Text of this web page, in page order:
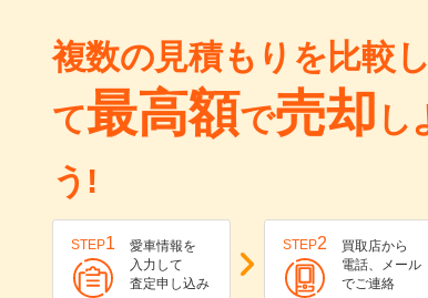
複数の見積もりを比較し
て最高額で売却 し
う!
STEP1
愛車情報を
入力して
査定申し込み
STEP2
買取店から
電話、メール
でご連絡